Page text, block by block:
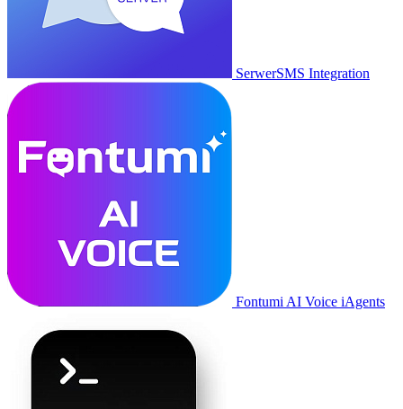
SerwerSMS Integration
Fontumi AI Voice iAgents